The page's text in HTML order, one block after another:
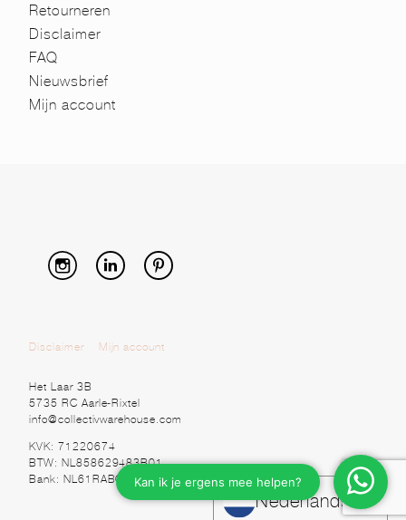
Retourneren
Disclaimer
FAQ
Nieuwsbrief
Mijn account
Disclaimer Mijn account
Het Laar 3B
5735 RC Aarle-Rixtel
info@collectivwarehouse.com
KVK: 71220674
BTW: NL858629483B01
Bank: NL61RABO0328920525
Nederlands